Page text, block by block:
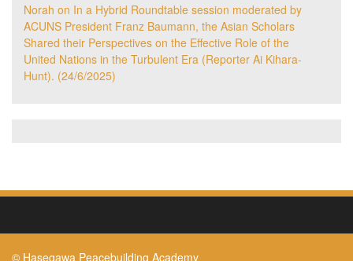
Norah on In a Hybrid Roundtable session moderated by
ACUNS President Franz Baumann, the Asian Scholars
Shared their Perspectives on the Effective Role of the
United Nations in the Turbulent Era (Reporter Ai Kihara-
Hunt). (24/6/2025)
© Hasegawa Peacebuilding Academy